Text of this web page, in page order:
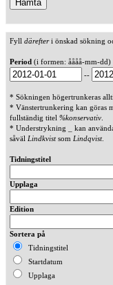
Fyll därefteri önskad sökning
Period (i formen: åååå-mm-dd)
--
* Sökningen högertrunkeras
* Vänstertrunkering kan göras
fullständig titel %konservativ
* Understrykning _ kan
såväl Lindkvistsom Lindqvist.
Tidningstitel
Upplaga
Edition
Sortera på
Tidningstitel
Startdatum
Upplaga